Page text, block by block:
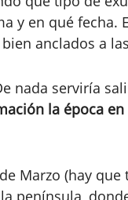
y en qué fecha.
anclados a
nada serviría
la época en
Marzo (hay